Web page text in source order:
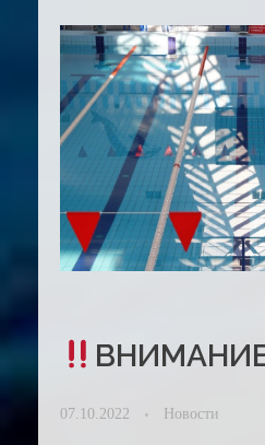
07.10.2022 Новости